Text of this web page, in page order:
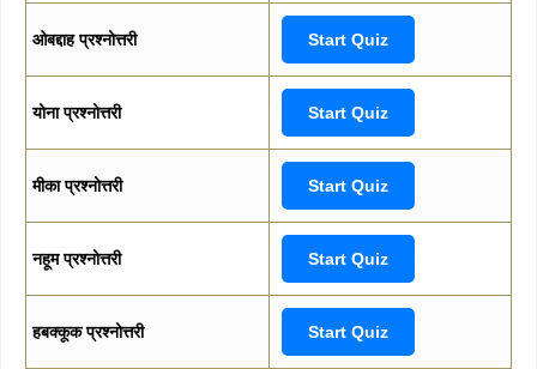
ओबद्दाह प्रश्नोत्तरी Start Quiz
योना प्रश्नोत्तरी Start Quiz
मीका प्रश्नोत्तरी Start Quiz
नहूम प्रश्नोत्तरी Start Quiz
हबक्कूक प्रश्नोत्तरी Start Quiz